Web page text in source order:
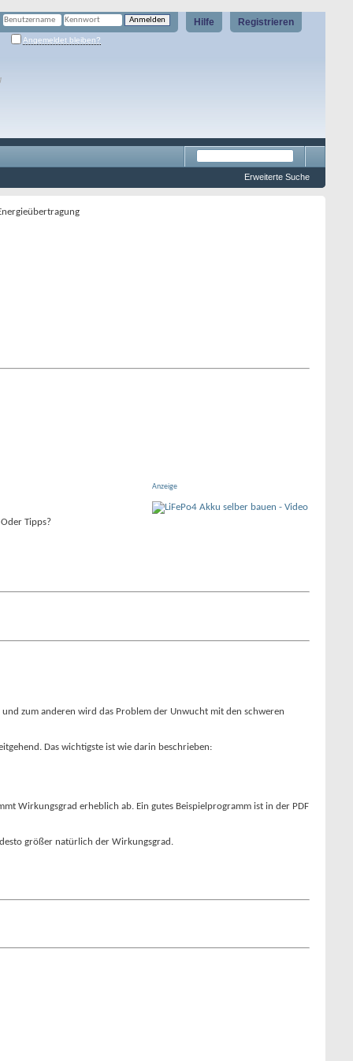
Registrieren
Hilfe
Angemeldet bleiben?
Erweiterte Suche
Anzeige
Tipps?
zum anderen wird das Problem der Unwucht mit den schweren
Das wichtigste ist wie darin beschrieben:
Wirkungsgrad erheblich ab. Ein gutes Beispielprogramm ist in der PDF
größer natürlich der Wirkungsgrad.